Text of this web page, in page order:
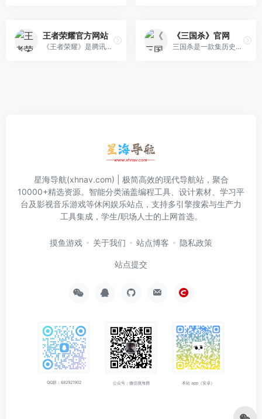
王者荣耀官方网站
《王者荣耀》是腾讯天美工作室推出的英雄竞技手游，不是一个人的王者，而是团队的荣耀！5v5王者峡谷PVP对战，领略英雄竞技的酣畅淋漓！丰富的游戏模式等你参与，体验突破传统、英雄竞技新形态！
《三国杀》官网
三国杀是一款集历史、美术、卡牌等元素于一身的原创三国题材策略卡牌游戏。《三国杀OL》&amp;《三国杀十周年》支持PC、移动多端登录，数据互通！保留 身份、国战经典玩法，创新推出2V2、斗地主模式，更有丰富主题的PVE玩法体验！重制版，福利畅玩版，等你体验！
星海导航(xhnav.com) | 极简高效的现代导航站，聚合
10000+精选资源。智能分类涵盖编程工具、设计素材、学习平
台及影视音乐游戏等休闲娱乐站点，支持多引擎搜索与生产力
工具集成，学生/职场人士的上网首选。
摸鱼游戏 关于我们 站点博客 隐私政策
站点提交
QQ群：682921902 公众号：微信搜海拥 本站 app（安卓）